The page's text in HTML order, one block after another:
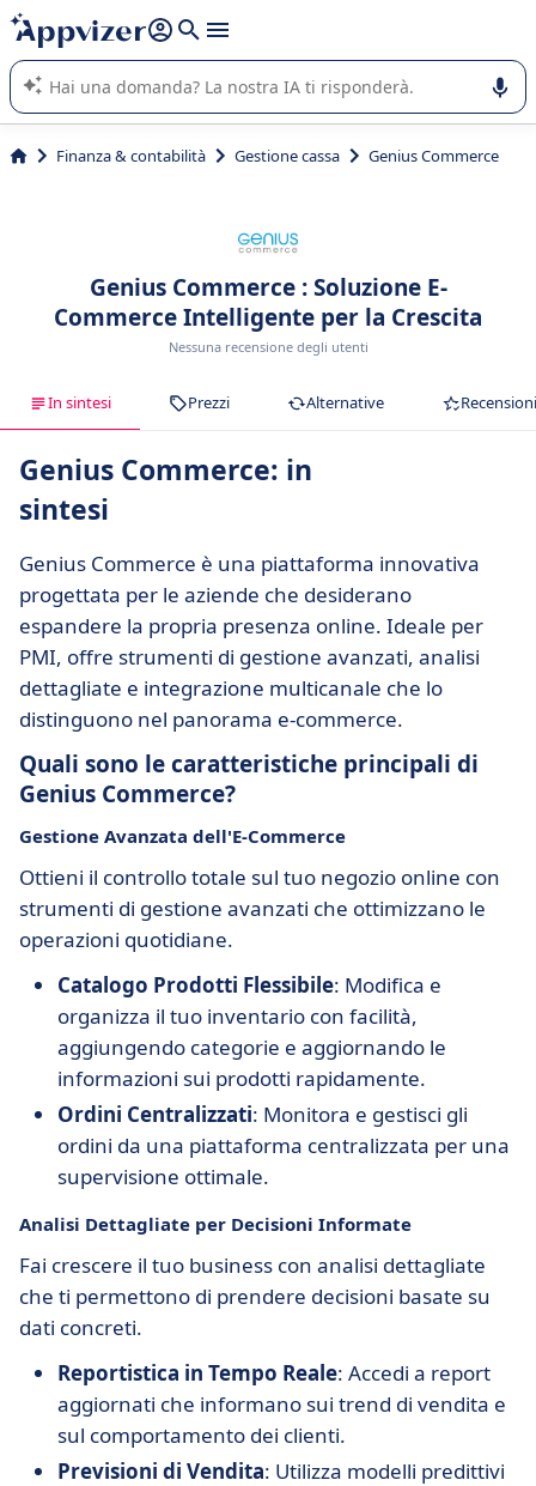
righe con
shift + enter
L'IA di Appvizer vi guida nell'utilizzo o nella scelta di un
software SaaS per la vostra azienda.
Finanza & contabilità Gestione cassa Genius Commerce
Genius Commerce : Soluzione E-
Commerce Intelligente per la Crescita
Nessuna recensione degli utenti
In sintesi Prezzi Alternative Recensioni
Genius Commerce: in
sintesi
Genius Commerce è una piattaforma innovativa
progettata per le aziende che desiderano
espandere la propria presenza online. Ideale per
PMI, offre strumenti di gestione avanzati, analisi
dettagliate e integrazione multicanale che lo
distinguono nel panorama e-commerce.
Quali sono le caratteristiche principali di
Genius Commerce?
Gestione Avanzata dell'E-Commerce
Ottieni il controllo totale sul tuo negozio online con
strumenti di gestione avanzati che ottimizzano le
operazioni quotidiane.
Catalogo Prodotti Flessibile: Modifica e
organizza il tuo inventario con facilità,
aggiungendo categorie e aggiornando le
informazioni sui prodotti rapidamente.
Ordini Centralizzati: Monitora e gestisci gli
ordini da una piattaforma centralizzata per una
supervisione ottimale.
Analisi Dettagliate per Decisioni Informate
Fai crescere il tuo business con analisi dettagliate
che ti permettono di prendere decisioni basate su
dati concreti.
Reportistica in Tempo Reale: Accedi a report
aggiornati che informano sui trend di vendita e
sul comportamento dei clienti.
Previsioni di Vendita: Utilizza modelli predittivi